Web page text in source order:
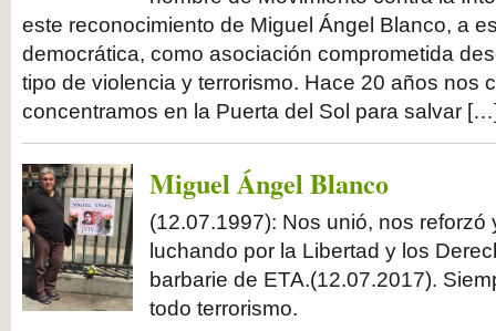
este reconocimiento de Miguel Ángel Blanco, a
democrática, como asociación comprometida
tipo de violencia y terrorismo. Hace 20 años nos
concentramos en la Puerta del Sol para salvar
Miguel Ángel Blanco
(12.07.1997): Nos unió, nos reforzó
luchando por la Libertad y los
barbarie de ETA.(12.07.2017).
todo terrorismo.